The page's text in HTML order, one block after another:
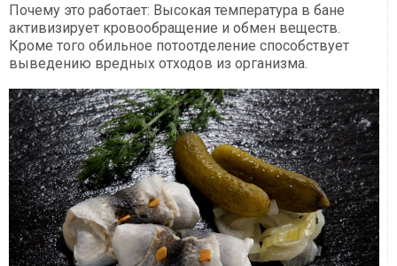
Почему это работает: Высокая температура в бане
активизирует кровообращение и обмен веществ.
Кроме того обильное потоотделение способствует
выведению вредных отходов из организма.